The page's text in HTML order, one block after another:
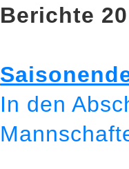
Berichte
In den